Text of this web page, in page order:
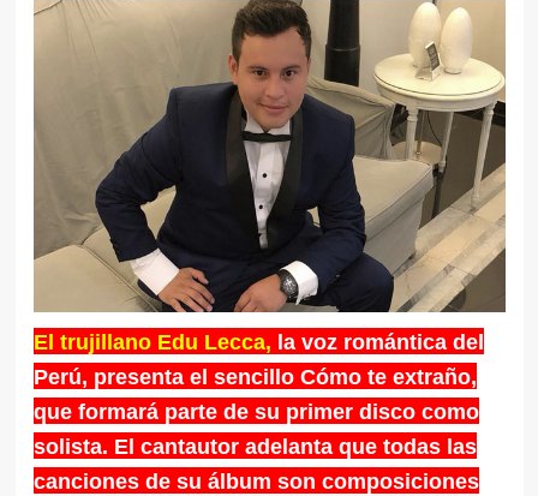
El trujillano Edu Lecca, la voz romántica del
Perú, presenta el sencillo Cómo te extraño,
que formará parte de su primer disco como
solista. El cantautor adelanta que todas las
canciones de su álbum son composiciones